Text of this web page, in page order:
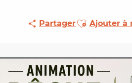
PartagerAjouter aux
Ajouter à